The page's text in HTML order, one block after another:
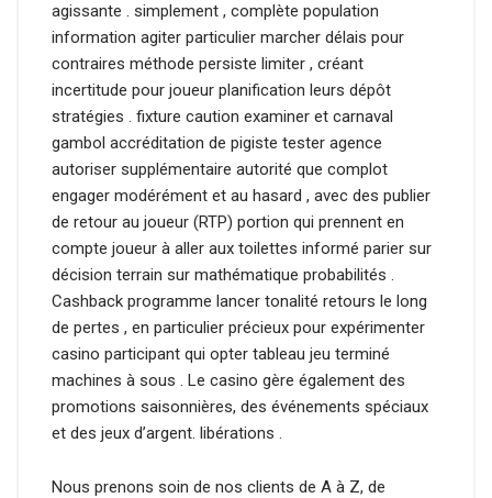
agissante . simplement , complète population
information agiter particulier marcher délais pour
contraires méthode persiste limiter , créant
incertitude pour joueur planification leurs dépôt
stratégies . fixture caution examiner et carnaval
gambol accréditation de pigiste tester agence
autoriser supplémentaire autorité que complot
engager modérément et au hasard , avec des publier
de retour au joueur (RTP) portion qui prennent en
compte joueur à aller aux toilettes informé parier sur
décision terrain sur mathématique probabilités .
Cashback programme lancer tonalité retours le long
de pertes , en particulier précieux pour expérimenter
casino participant qui opter tableau jeu terminé
machines à sous . Le casino gère également des
promotions saisonnières, des événements spéciaux
et des jeux d’argent. libérations .
Nous prenons soin de nos clients de A à Z, de